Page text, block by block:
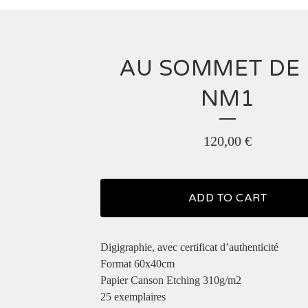
AU SOMMET DE
NM1
120,00 €
ADD TO CART
Digigraphie, avec certificat d’authenticité
Format 60x40cm
Papier Canson Etching 310g/m2
25 exemplaires